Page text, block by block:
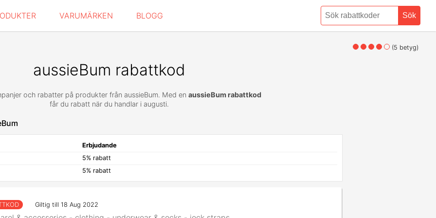
VARUMÄRKEN BLOGG Sök
aussieBum rabattkod
(5 betyg)
och rabatter på produkter från aussieBum. Med en aussieBum rabattkod
får du rabatt när du handlar i augusti.
Erbjudande
5% rabatt
5% rabatt
Giltig till 18 Aug 2022